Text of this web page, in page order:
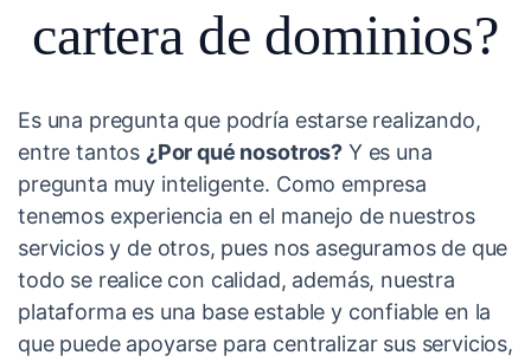
cartera de dominios?
Es una pregunta que podría estarse realizando,
entre tantos ¿Por qué nosotros? Y es una
pregunta muy inteligente. Como empresa
tenemos experiencia en el manejo de nuestros
servicios y de otros, pues nos aseguramos de que
todo se realice con calidad, además, nuestra
plataforma es una base estable y confiable en la
que puede apoyarse para centralizar sus servicios,